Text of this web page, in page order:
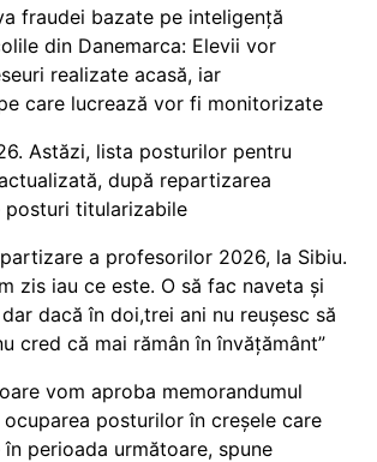
fraudei bazate pe inteligență
din Danemarca: Elevii vor
realizate acasă, iar
care lucrează vor fi monitorizate
Astăzi, lista posturilor pentru
după repartizarea
titularizabile
a profesorilor 2026, la Sibiu.
zis iau ce este. O să fac naveta și
dacă în doi,trei ani nu reușesc să
cred că mai rămân în învățământ”
vom aproba memorandumul
posturilor în creșele care
perioada următoare, spune